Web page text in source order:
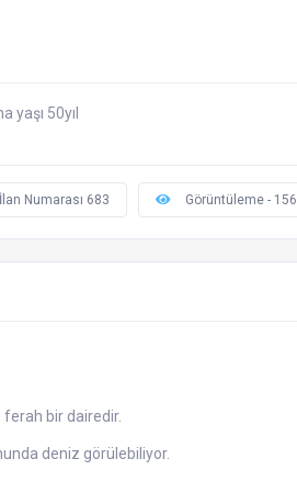
yaşı 50yıl
İlan Numarası 683 Görüntüleme - 156
ferah bir dairedir.
deniz görülebiliyor.